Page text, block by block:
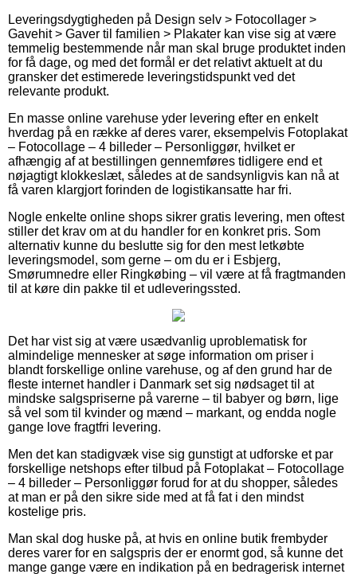
Leveringsdygtigheden på Design selv > Fotocollager >
Gavehit > Gaver til familien > Plakater kan vise sig at være
temmelig bestemmende når man skal bruge produktet inden
for få dage, og med det formål er det relativt aktuelt at du
gransker det estimerede leveringstidspunkt ved det
relevante produkt.
En masse online varehuse yder levering efter en enkelt
hverdag på en række af deres varer, eksempelvis Fotoplakat
– Fotocollage – 4 billeder – Personliggør, hvilket er
afhængig af at bestillingen gennemføres tidligere end et
nøjagtigt klokkeslæt, således at de sandsynligvis kan nå at
få varen klargjort forinden de logistikansatte har fri.
Nogle enkelte online shops sikrer gratis levering, men oftest
stiller det krav om at du handler for en konkret pris. Som
alternativ kunne du beslutte sig for den mest letkøbte
leveringsmodel, som gerne – om du er i Esbjerg,
Smørumnedre eller Ringkøbing – vil være at få fragtmanden
til at køre din pakke til et udleveringssted.
Det har vist sig at være usædvanlig uproblematisk for
almindelige mennesker at søge information om priser i
blandt forskellige online varehuse, og af den grund har de
fleste internet handler i Danmark set sig nødsaget til at
mindske salgspriserne på varerne – til babyer og børn, lige
så vel som til kvinder og mænd – markant, og endda nogle
gange love fragtfri levering.
Men det kan stadigvæk vise sig gunstigt at udforske et par
forskellige netshops efter tilbud på Fotoplakat – Fotocollage
– 4 billeder – Personliggør forud for at du shopper, således
at man er på den sikre side med at få fat i den mindst
kostelige pris.
Man skal dog huske på, at hvis en online butik frembyder
deres varer for en salgspris der er enormt god, så kunne det
mange gange være en indikation på en bedragerisk internet